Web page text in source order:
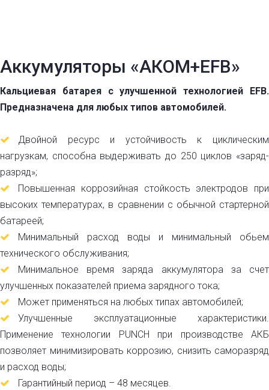
Аккумуляторы «АКОМ+EFB»
Кальциевая батарея с улучшенной технологией EFB.
Предназначена для любых типов автомобилей.
Двойной ресурс и устойчивость к циклическим
нагрузкам, способна выдерживать до 250 циклов «заряд-
разряд»;
Повышенная коррозийная стойкость электродов при
высоких температурах, в сравнении с обычной стартерной
батареей;
Минимальный расход воды и минимальный обьем
технического обслуживания;
Минимальное время заряда аккумулятора за счет
улучшенных показателей приема зарядного тока;
Может применяться на любых типах автомобилей;
Улучшенные эксплуатационные характеристики.
Применение технологии PUNCH при производстве АКБ
позволяет минимизировать коррозию, снизить саморазряд
и расход воды;
Гарантийный период – 48 месяцев.